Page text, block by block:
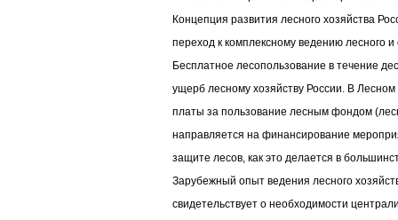
Концепция развития лесного хозяйства
переход к комплексному ведению лесного и
Бесплатное лесопользование в течение
ущерб лесному хозяйству России. В
платы за пользование лесным фондом
направляется на финансирование
защите лесов, как это делается в
Зарубежный опыт ведения лесного
свидетельствует о необходимости